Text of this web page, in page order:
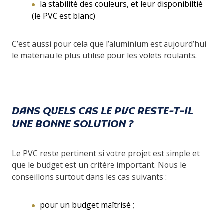
la stabilité des couleurs, et leur disponibiltié
(le PVC est blanc)
C’est aussi pour cela que l’aluminium est aujourd’hui
le matériau le plus utilisé pour les volets roulants.
DANS QUELS CAS LE PVC RESTE-T-IL
UNE BONNE SOLUTION ?
Le PVC reste pertinent si votre projet est simple et
que le budget est un critère important. Nous le
conseillons surtout dans les cas suivants :
pour un budget maîtrisé ;